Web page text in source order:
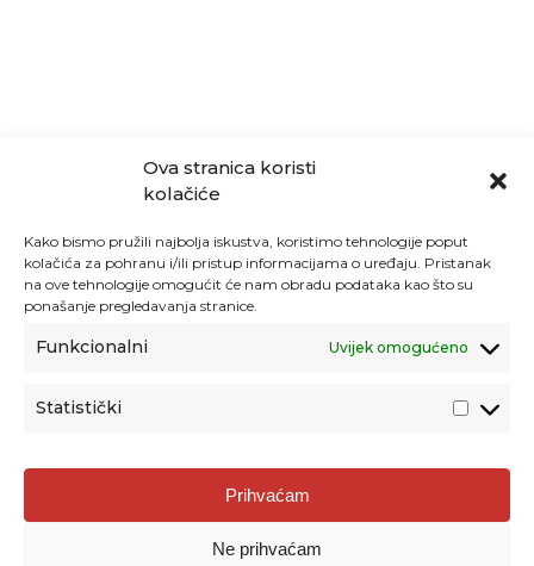
Ova stranica koristi
kolačiće
Kako bismo pružili najbolja iskustva, koristimo tehnologije poput
kolačića za pohranu i/ili pristup informacijama o uređaju. Pristanak
na ove tehnologije omogućit će nam obradu podataka kao što su
ponašanje pregledavanja stranice.
Funkcionalni Uvijek omogućeno
Statistički
Prihvaćam
Ne prihvaćam
Agencija za odgoj i obrazovanje
Donje Svetice 38, 10000 Zagreb
1778129